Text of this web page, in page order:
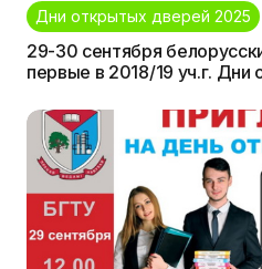
Дни открытых дверей 2025
29-30 сентября
первые в 2018/19 уч.г.